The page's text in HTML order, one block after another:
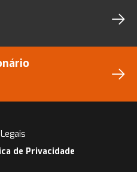
de Privacidade